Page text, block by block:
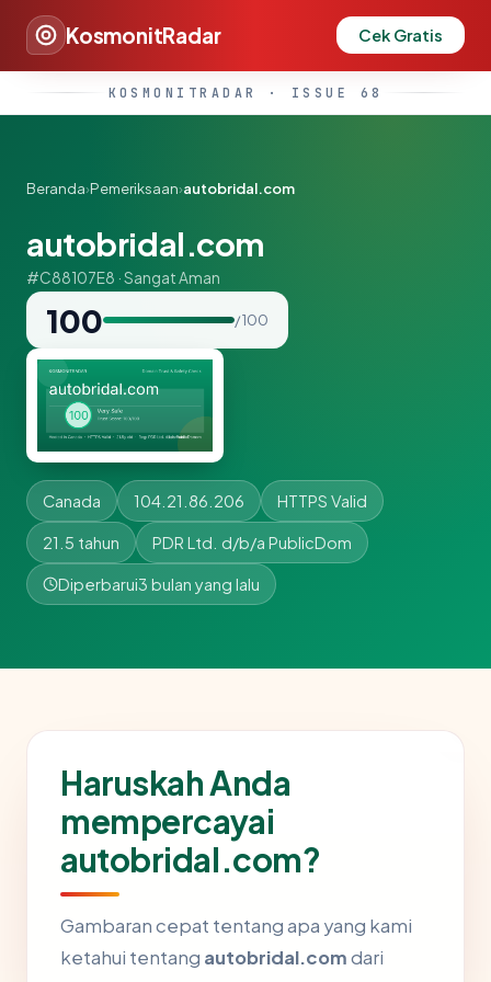
KosmonitRadar Cek Gratis
KOSMONITRADAR · ISSUE 68
Beranda›Pemeriksaan›autobridal.com
autobridal.com
#C88107E8 · Sangat Aman
100 / 100
Canada 104.21.86.206 HTTPS Valid
21.5 tahun PDR Ltd. d/b/a PublicDom
Diperbarui3 bulan yang lalu
Haruskah Anda
mempercayai
autobridal.com?
Gambaran cepat tentang apa yang kami
ketahui tentang autobridal.comdari